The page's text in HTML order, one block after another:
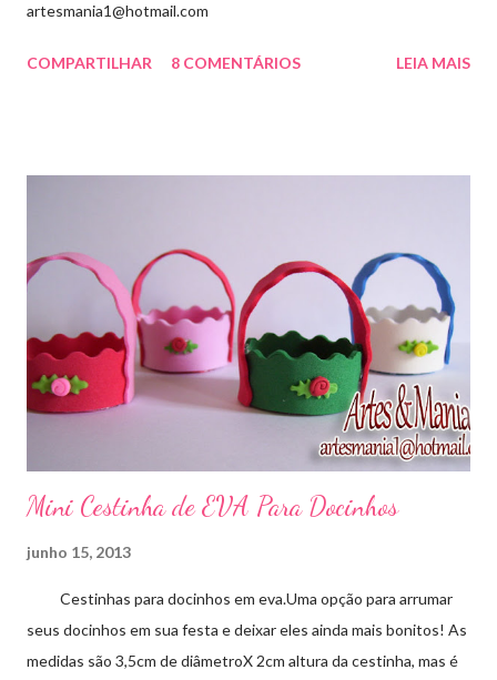
artesmania1@hotmail.com
COMPARTILHAR 8 COMENTÁRIOS LEIA MAIS
Mini Cestinha de EVA Para Docinhos
junho 15, 2013
Cestinhas para docinhos em eva.Uma opção para arrumar
seus docinhos em sua festa e deixar eles ainda mais bonitos! As
medidas são 3,5cm de diâmetroX 2cm altura da cestinha, mas é